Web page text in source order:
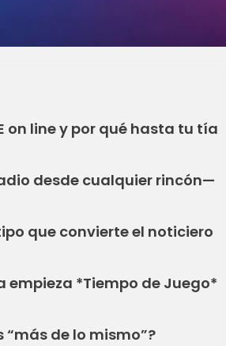
on line y por qué hasta tu tía
desde cualquier rincón—
que convierte el noticiero
empieza *Tiempo de Juego*
“más de lo mismo”?